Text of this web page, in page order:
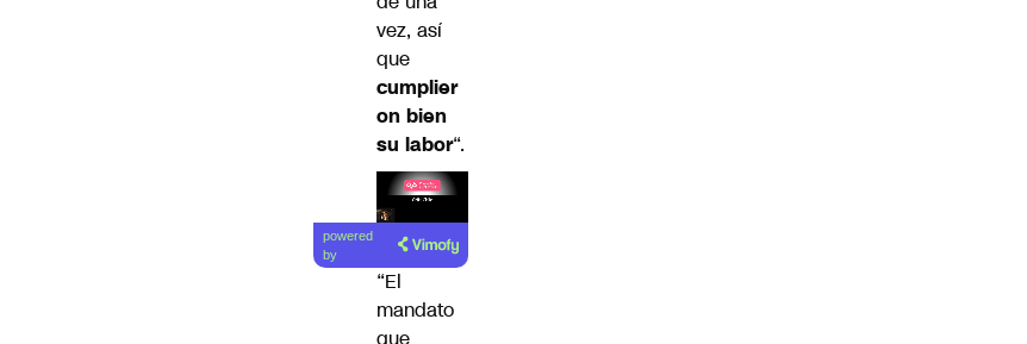
vez, así
que
cumplier
on bien
su labor“.
Lea el
artículo
powered
by
“El
mandato